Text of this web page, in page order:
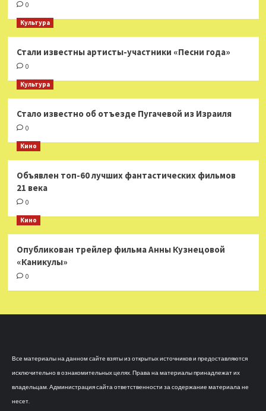
0
Культура
Стали известны артисты-участники «Песни года»
0
Культура
Стало известно об отъезде Пугачевой из Израиля
0
Кино
Объявлен топ-60 лучших фантастических фильмов
21 века
0
Кино
Опубликован трейлер фильма Анны Кузнецовой
«Каникулы»
0
Все материалы на данном сайте взяты из открытых источников и предоставляются
исключительно в ознакомительных целях. Права на материалы принадлежат их
владельцам. Администрация сайта ответственности за содержание материала не
несет.